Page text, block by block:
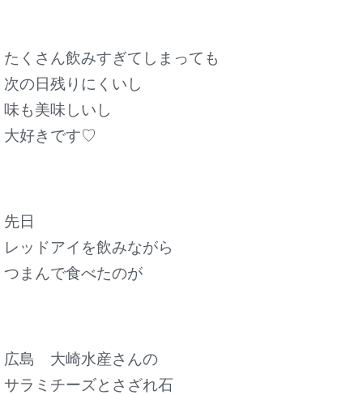
たくさん飲みすぎてしまっても
次の日残りにくいし
味も美味しいし
大好きです♡
先日
レッドアイを飲みながら
つまんで食べたのが
広島 大崎水産さんの
サラミチーズとさざれ石